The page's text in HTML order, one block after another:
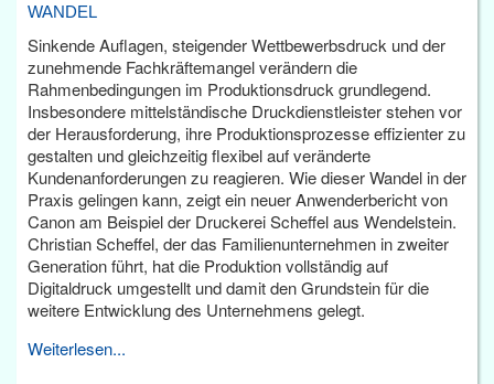
WANDEL
Sinkende Auflagen, steigender Wettbewerbsdruck und der
zunehmende Fachkräftemangel verändern die
Rahmenbedingungen im Produktionsdruck grundlegend.
Insbesondere mittelständische Druckdienstleister stehen vor
der Herausforderung, ihre Produktionsprozesse effizienter zu
gestalten und gleichzeitig flexibel auf veränderte
Kundenanforderungen zu reagieren. Wie dieser Wandel in der
Praxis gelingen kann, zeigt ein neuer Anwenderbericht von
Canon am Beispiel der Druckerei Scheffel aus Wendelstein.
Christian Scheffel, der das Familienunternehmen in zweiter
Generation führt, hat die Produktion vollständig auf
Digitaldruck umgestellt und damit den Grundstein für die
weitere Entwicklung des Unternehmens gelegt.
Weiterlesen...